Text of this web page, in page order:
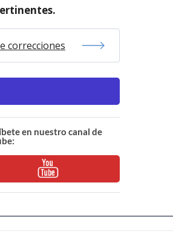
correcciones
en nuestro canal de